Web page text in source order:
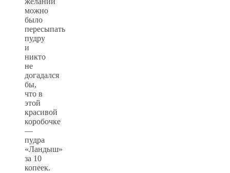
можно
было
пересыпать
пудру
и
никто
не
догадался
бы,
что в
этой
красивой
коробочке
—
пудра
«Ландыш»
за 10
копеек.